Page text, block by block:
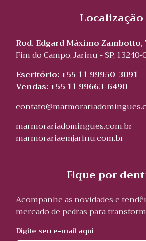
Localização
Rod. Edgard Máximo Zambotto,
Fim do Campo, Jarinu - SP, 13240-
Escritório: +55 11 99950-3091
Vendas: +55 11 99663-6490
marmorariadomingues.com.br
marmorariaemjarinu.com.br
Fique por
Acompanhe as novidades e
mercado de pedras para
Digite seu e-mail aqui